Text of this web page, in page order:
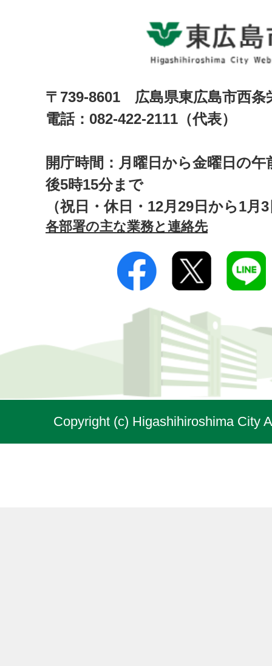
〒739-8601 広島県東広島市西
電話：082-422-2111（代表）
開庁時間：月曜日から金曜日の午
後5時15分まで
（祝日・休日・12月29日から1月
各部署の主な業務と連絡先
Copyright (c) Higashihiroshima City